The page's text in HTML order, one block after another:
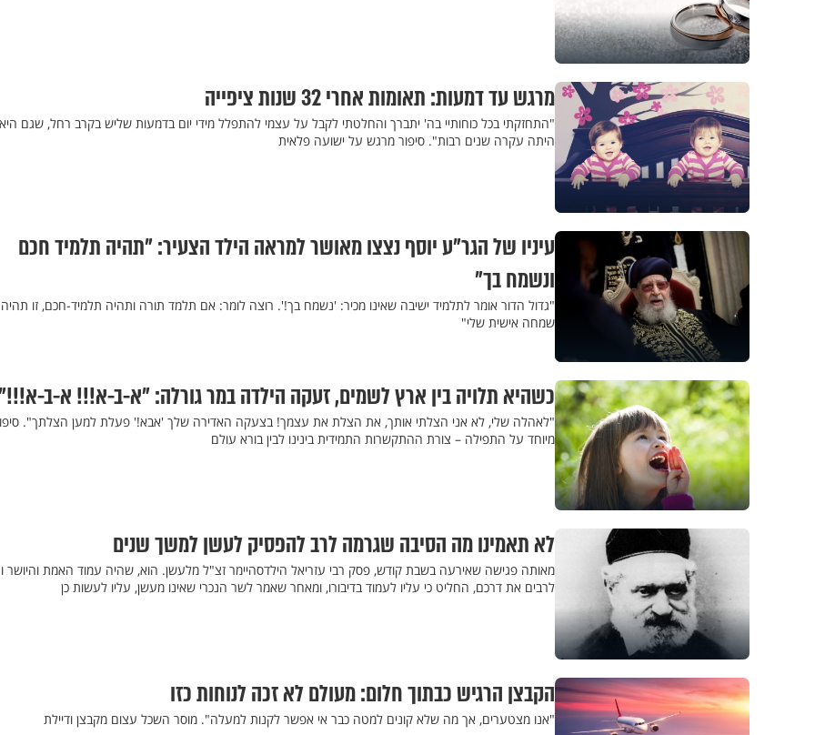
מרגש עד דמעות: תאומות אחרי 32 שנות ציפייה
"התחזקתי בכל כוחותיי בה' יתברך והחלטתי לקבל על עצמי להתפלל מידי יום בדמעות שליש בקרב רחל, שגם היא
היתה עקרה שנים רבות". סיפור מרגש על ישועה פלאית
עיניו של הגר"ע יוסף נצצו מאושר למראה הילד הצעיר: "תהיה תלמיד חכם
ונשמח בך"
"גדול הדור אומר לתלמיד ישיבה שאינו מכיר: 'נשמח בך!'. רוצה לומר: אם תלמד תורה ותהיה תלמיד-חכם, זו תהיה
שמחה אישית שלי"
כשהיא תלויה בין ארץ לשמים, זעקה הילדה במר גורלה: "א-ב-א!!! א-ב-
"לאהלה שלי, לא אני הצלתי אותך, את הצלת את עצמך! בצעקה האדירה שלך 'אבא!' פעלת למען הצלתך".
מיוחד על התפילה – צורת ההתקשרות התמידית בינינו לבין בורא עולם
לא תאמינו מה הסיבה שגרמה לרב להפסיק לעשן למשך שנים
מאותה פגישה שאירעה בשבת קודש, פסק רבי עזריאל הילדסהיימר זצ"ל מלעשן. הוא, שהיה עמוד האמת והיושר
לרבים את דרכם, החליט כי עליו לעמוד בדיבורו, ומאחר שאמר לשר הנכרי שאינו מעשן, עליו לעשות כן
הקבצן הרגיש כבתוך חלום: מעולם לא זכה לנוחות כזו
"אנו מצטערים, אך מה שלא קונים למטה כבר אי אפשר לקנות למעלה". מוסר השכל עצום מקבצן ודיילת